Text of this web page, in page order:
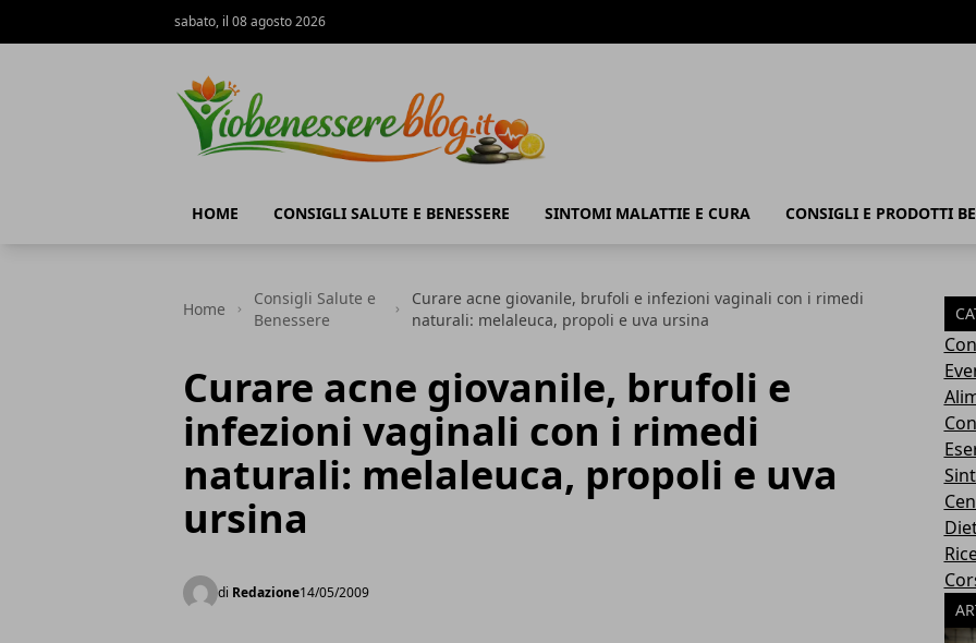
sabato, il 08 agosto 2026
HOME CONSIGLI SALUTE E BENESSERE SINTOMI MALATTIE E CURA CONSIGLI E PRODOTTI
Home
Consigli Salute e
Benessere
Curare acne giovanile, brufoli e infezioni vaginali con i rimedi
naturali: melaleuca, propoli e uva ursina
Curare acne giovanile, brufoli e
infezioni vaginali con i rimedi
naturali: melaleuca, propoli e uva
ursina
di Redazione14/05/2009